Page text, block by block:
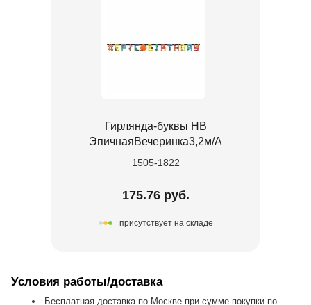
Гирлянда-буквы HB
ЭпичнаяВечеринка3,2м/А
1505-1822
175.76 руб.
присутствует на складе
Условия работы/доставка
Бесплатная доставка по Москве при сумме покупки по